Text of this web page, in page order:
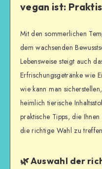
vegan ist:
Mit den sommerlichen
dem wachsenden
Lebensweise steigt auch
Erfrischungsgetränke wie
wie kann man
heimlich tierische
praktische Tipps, die
die richtige Wahl zu
🌿 Auswahl der